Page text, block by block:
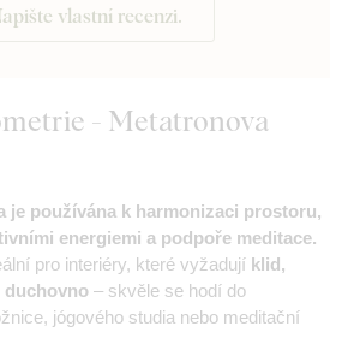
vlastní recenzi.
- Metatronova
je používána k harmonizaci prostoru,
energiemi a podpoře meditace.
pro interiéry, které vyžadují klid,
duchovno – skvěle se hodí do
jógového studia nebo meditační